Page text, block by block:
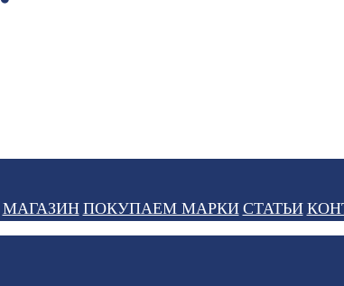
МАГАЗИН ПОКУПАЕМ МАРКИ СТАТЬИ